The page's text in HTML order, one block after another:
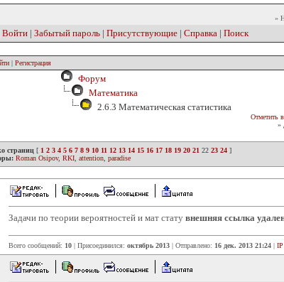
»
Войти | Забытый пароль | Присутствующие | Справка | Поиск
| Регистрация
Форум
Математика
2.6.3 Математическая статистика
Отметить
»
страниц [ 1 2 3 4 5 6 7 8 9 10 11 12 13 14 15 16 17 18 19 20 21 22 23 24 ]
Roman Osipov, RKI attention paradise
Задачи по теории вероятностей и мат стату внешняя ссылка
Всего сообщений: 10 | Присоединился: октябрь 2013 | Отправлено: 16 дек. 2013 21:24 | IP